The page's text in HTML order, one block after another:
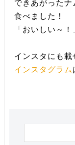
食べました！
「おいしい～
インスタにも載
インスタグラム